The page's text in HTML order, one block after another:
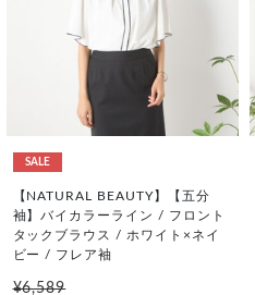
SALE
【NATURAL BEAUTY】【五分
袖】バイカラーライン / フロント
タックブラウス / ホワイト×ネイ
ビー / フレア袖
¥6,589